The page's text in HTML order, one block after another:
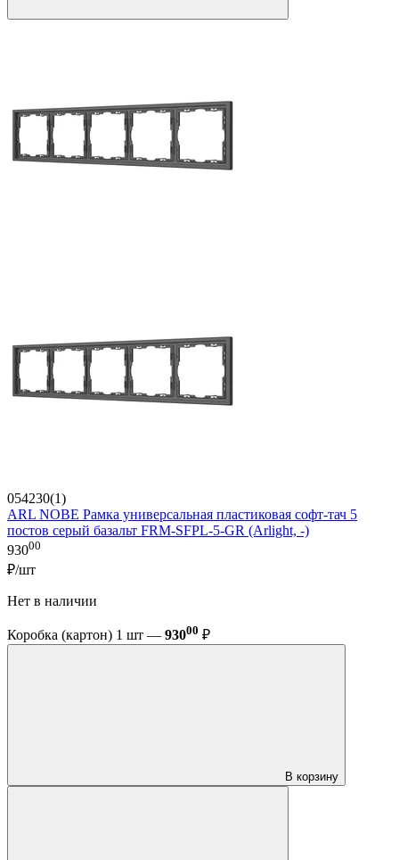
054230(1)
ARL NOBE Рамка универсальная пластиковая софт-тач 5
постов серый базальт FRM-SFPL-5-GR (Arlight, -)
93000
₽/шт
Нет в наличии
Коробка (картон) 1 шт — 93000 ₽
В корзину